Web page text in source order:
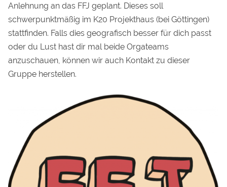
Anlehnung an das FFJ geplant. Dieses soll
schwerpunktmäßig im K20 Projekthaus (bei Göttingen)
stattfinden. Falls dies geografisch besser für dich passt
oder du Lust hast dir mal beide Orgateams
anzuschauen, können wir auch Kontakt zu dieser
Gruppe herstellen.